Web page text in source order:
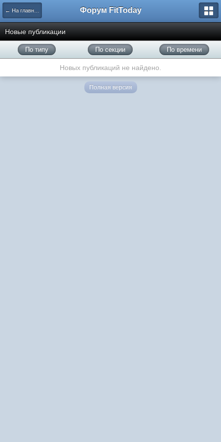
← На главную Форум FitToday
Новые публикации
По типу По секции По времени
Новых публикаций не найдено.
Полная версия